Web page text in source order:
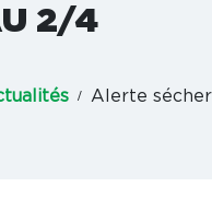
2/4
Alerte